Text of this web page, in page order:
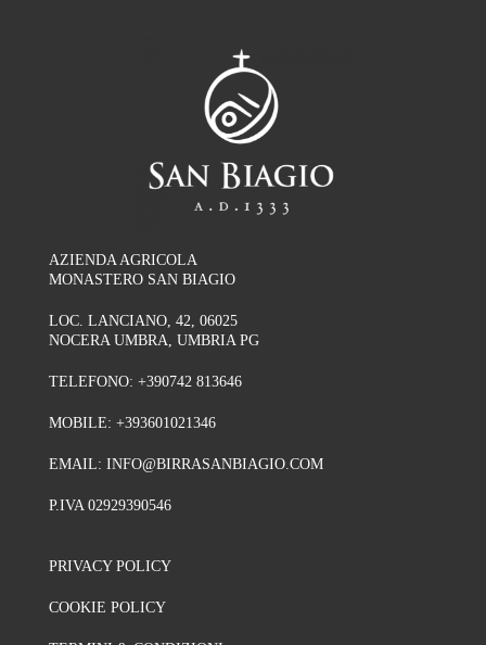
AZIENDA AGRICOLA
MONASTERO SAN BIAGIO
LOC. LANCIANO, 42, 06025
NOCERA UMBRA, UMBRIA PG
TELEFONO: +390742 813646
MOBILE: +393601021346
EMAIL: INFO@BIRRASANBIAGIO.COM
P.IVA 02929390546
PRIVACY POLICY
COOKIE POLICY